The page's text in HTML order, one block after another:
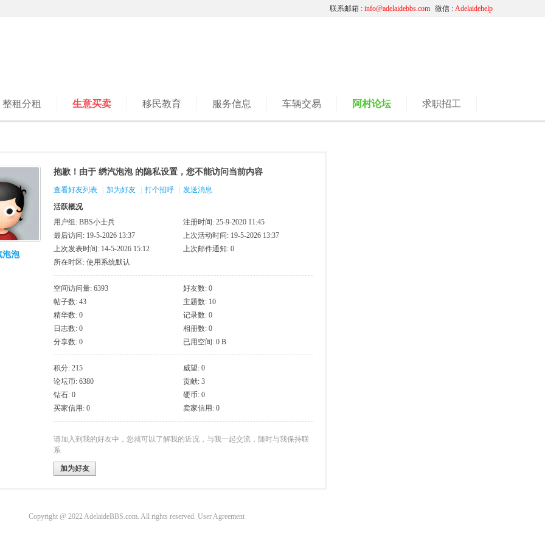
微信 : Adelaidehelp
联系邮箱 : info@adelaidebbs.com
整租分租 生意买卖 移民教育 服务信息 车辆交易 阿村论坛 求职招工
泡泡
抱歉！由于 绣汽泡泡 的隐私设置，您不能访问当前内容
查看好友列表 加为好友 打个招呼
发送消息
活跃概况
用户组: BBS小士兵
注册时间: 25-9-2020 11:45
最后访问: 19-5-2026 13:37
上次活动时间: 19-5-2026 13:37
上次发表时间: 14-5-2026 15:12
上次邮件通知: 0
所在时区: 使用系统默认
空间访问量: 6393
好友数: 0
帖子数: 43
主题数: 10
精华数: 0
记录数: 0
日志数: 0
相册数: 0
分享数: 0
已用空间: 0 B
积分: 215
威望: 0
论坛币: 6380
贡献: 3
钻石: 0
硬币: 0
买家信用: 0
卖家信用: 0
请加入到我的好友中，您就可以了解我的近况，与我一起交流，随时与我保持联
系
加为好友
Copyright @ 2022 AdelaideBBS.com. All rights reserved. User Agreement